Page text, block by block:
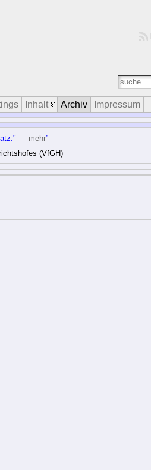
Inhalt Archiv Impressum
— mehr”
(VfGH)